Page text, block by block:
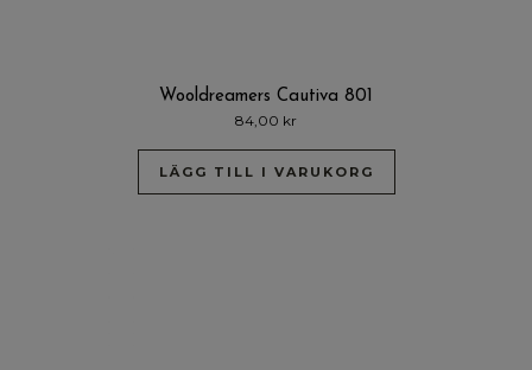
Wooldreamers Cautiva 801
84,00 kr
LÄGG TILL I VARUKORG